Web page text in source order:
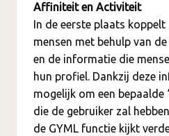
Affiniteit en Activiteit
In de eerste plaats
mensen met behulp van
en de informatie die
hun profiel. Dankzij deze
mogelijk om een bepaalde
die de gebruiker zal
de GYML functie kijkt